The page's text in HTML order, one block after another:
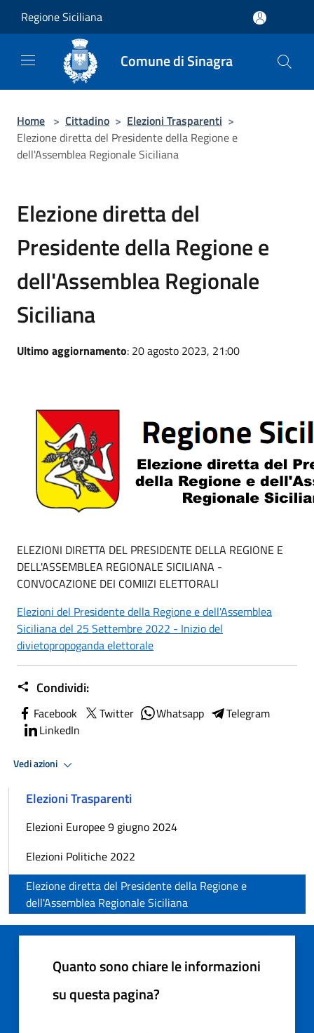
Regione Siciliana
Comune di Sinagra
Home > Cittadino > Elezioni Trasparenti >
Elezione diretta del Presidente della Regione e
dell'Assemblea Regionale Siciliana
Elezione diretta del
Presidente della Regione e
dell'Assemblea Regionale
Siciliana
Ultimo aggiornamento: 20 agosto 2023, 21:00
ELEZIONI DIRETTA DEL PRESIDENTE DELLA REGIONE E
DELL'ASSEMBLEA REGIONALE SICILIANA -
CONVOCAZIONE DEI COMIIZI ELETTORALI
Elezioni del Presidente della Regione e dell'Assemblea
Siciliana del 25 Settembre 2022 - Inizio del
divietopropoganda elettorale
Condividi:
Facebook Twitter Whatsapp
Telegram
LinkedIn
Vedi azioni
Elezioni Trasparenti
Elezioni Europee 9 giugno 2024
Elezioni Politiche 2022
Elezione diretta del Presidente della Regione e
dell'Assemblea Regionale Siciliana
Quanto sono chiare le informazioni
su questa pagina?